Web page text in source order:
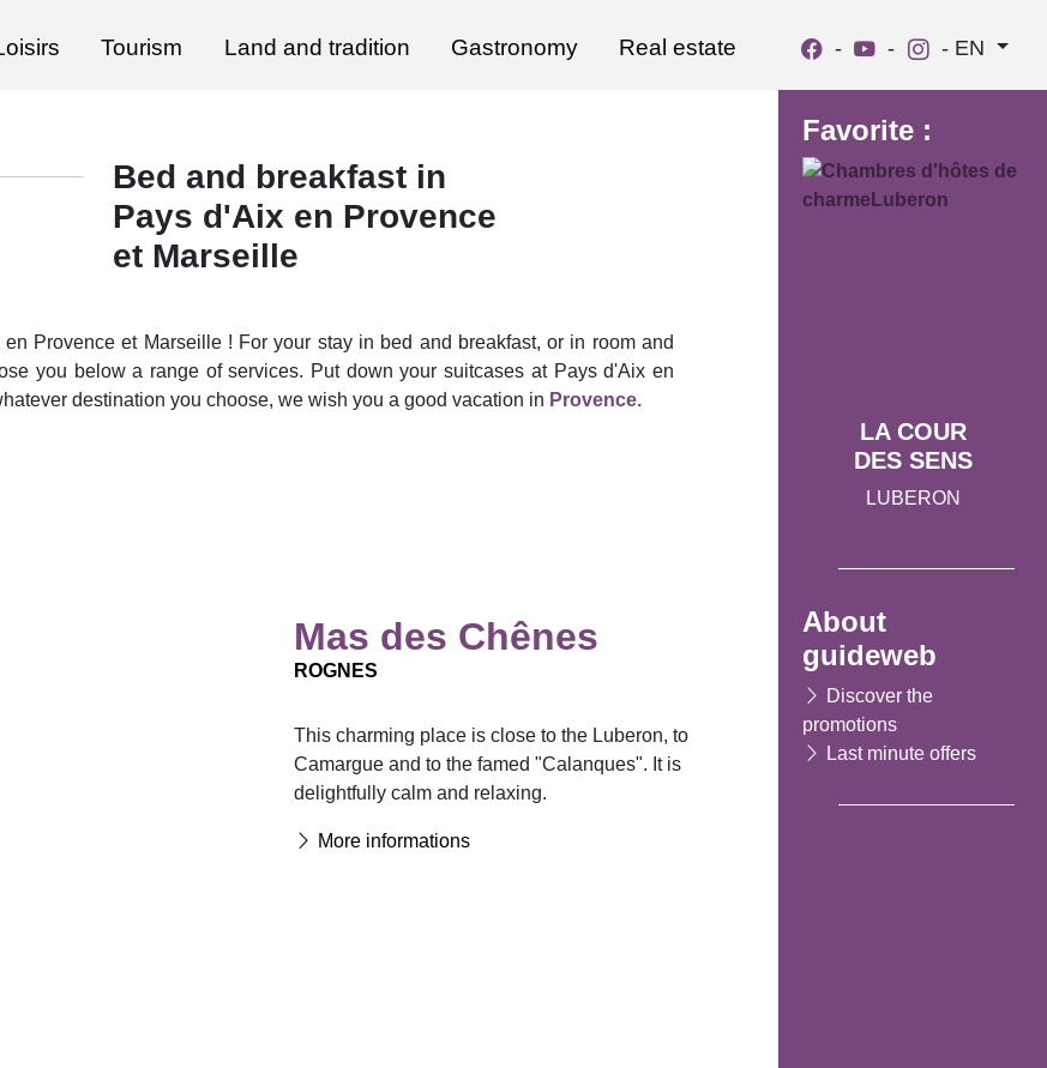
Tourism Land and tradition Gastronomy Real estate - - - EN
Bed and breakfast in
Pays d'Aix en Provence
et Marseille
Provence et Marseille ! For your stay in bed and breakfast, or in room and
you below a range of services. Put down your suitcases at Pays d'Aix en
destination you choose, we wish you a good vacation in Provence.
Mas des Chênes
ROGNES
This charming place is close to the Luberon, to
Camargue and to the famed "Calanques". It is
delightfully calm and relaxing.
More informations
Favorite :
LA COUR
DES SENS
LUBERON
About
guideweb
Discover the
promotions
Last minute offers